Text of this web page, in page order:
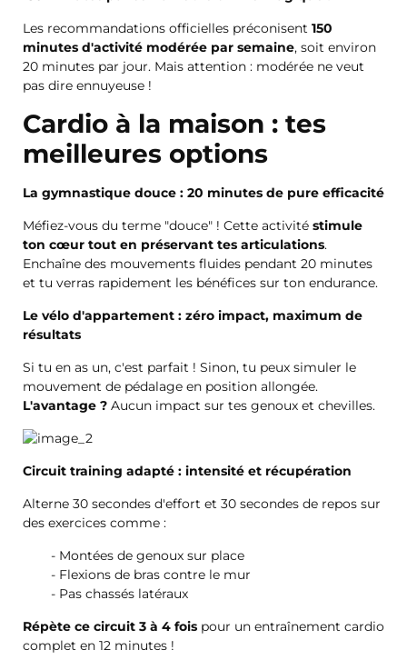
Les recommandations officielles préconisent 150
minutes d'activité modérée par semaine, soit environ
20 minutes par jour. Mais attention : modérée ne veut
pas dire ennuyeuse !
Cardio à la maison : tes
meilleures options
La gymnastique douce : 20 minutes de pure efficacité
Méfiez-vous du terme "douce" ! Cette activité stimule
ton cœur tout en préservant tes articulations.
Enchaîne des mouvements fluides pendant 20 minutes
et tu verras rapidement les bénéfices sur ton endurance.
Le vélo d'appartement : zéro impact, maximum de
résultats
Si tu en as un, c'est parfait ! Sinon, tu peux simuler le
mouvement de pédalage en position allongée.
L'avantage ? Aucun impact sur tes genoux et chevilles.
Circuit training adapté : intensité et récupération
Alterne 30 secondes d'effort et 30 secondes de repos sur
des exercices comme :
Montées de genoux sur place
Flexions de bras contre le mur
Pas chassés latéraux
Répète ce circuit 3 à 4 fois pour un entraînement cardio
complet en 12 minutes !